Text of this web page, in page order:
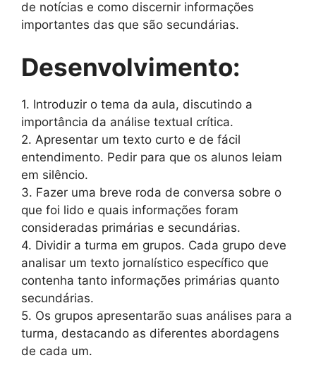
de notícias e como discernir informações
importantes das que são secundárias.
Desenvolvimento:
1. Introduzir o tema da aula, discutindo a
importância da análise textual crítica.
2. Apresentar um texto curto e de fácil
entendimento. Pedir para que os alunos leiam
em silêncio.
3. Fazer uma breve roda de conversa sobre o
que foi lido e quais informações foram
consideradas primárias e secundárias.
4. Dividir a turma em grupos. Cada grupo deve
analisar um texto jornalístico específico que
contenha tanto informações primárias quanto
secundárias.
5. Os grupos apresentarão suas análises para a
turma, destacando as diferentes abordagens
de cada um.